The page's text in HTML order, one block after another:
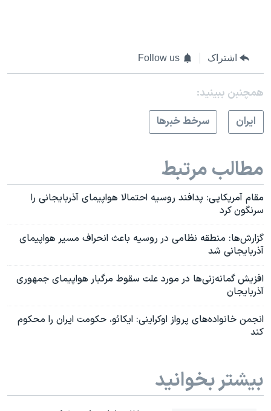
اشتراک Follow us
همچنبن ببینید:
ايران
سرخط خبرها
مطالب مرتبط
مقام آمریکایی: پدافند روسیه احتمالا هواپیمای آذربایجانی را
سرنگون کرد
گزارش‌ها: منطقه نظامی در روسیه باعث انحراف مسیر هواپیمای
آذربایجانی شد
افزیش گمانه‌زنی‌ها در مورد علت سقوط مرگبار هواپیمای جمهوری
آذربایجان
انجمن خانواده‌های پرواز اوکراینی: ایکائو، حکومت ایران را محکوم
کند
بیشتر بخوانید